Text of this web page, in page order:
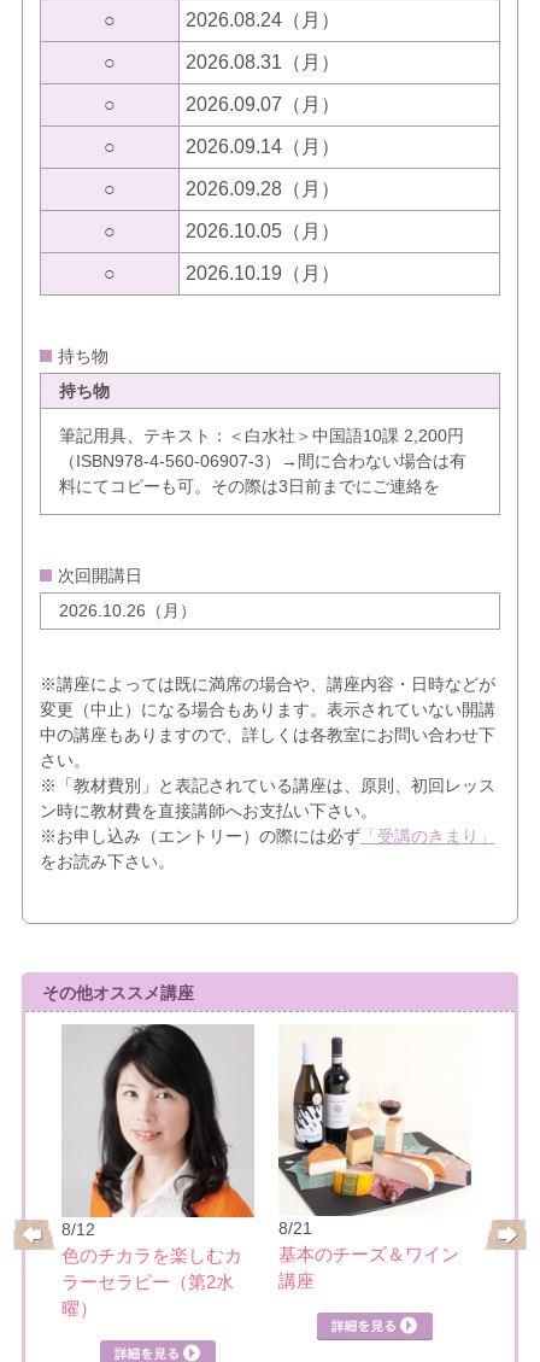
○ 2026.08.24（月）
○ 2026.08.31（月）
○ 2026.09.07（月）
○ 2026.09.14（月）
○ 2026.09.28（月）
○ 2026.10.05（月）
○ 2026.10.19（月）
持ち物
持ち物
筆記用具、テキスト：＜白水社＞中国語10課 2,200円
（ISBN978-4-560-06907-3）→間に合わない場合は有
料にてコピーも可。その際は3日前までにご連絡を
次回開講日
2026.10.26（月）
※講座によっては既に満席の場合や、講座内容・日時などが
変更（中止）になる場合もあります。表示されていない開講
中の講座もありますので、詳しくは各教室にお問い合わせ下
さい。
※「教材費別」と表記されている講座は、原則、初回レッス
ン時に教材費を直接講師へお支払い下さい。
※お申し込み（エントリー）の際には必ず「受講のきまり」
をお読み下さい。
その他オススメ講座
の
8/12
色のチカラを楽しむカ
ラーセラピー（第2水
曜）
8/21
基本のチーズ＆ワイン
講座
速読
詳細を見る